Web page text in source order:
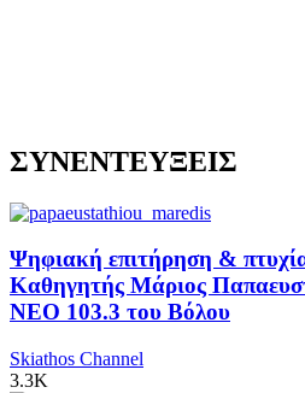
ΣΥΝΕΝΤΕΥΞΕΙΣ
Ψηφιακή επιτήρηση &
Καθηγητής Μάριος
NEO 103.3 του Βόλου
Skiathos Channel
3.3K